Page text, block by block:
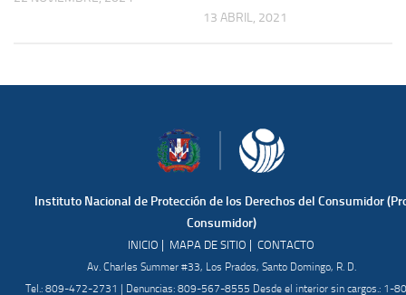
13 ABRIL, 2021
Instituto Nacional de Protección de los Derechos del Consumidor
Consumidor)
INICIO | MAPA DE SITIO | CONTACTO
Av. Charles Summer #33, Los Prados, Santo Domingo, R. D.
Tel.: 809-472-2731 | Denuncias: 809-567-8555 Desde el interior sin cargos.: 1-